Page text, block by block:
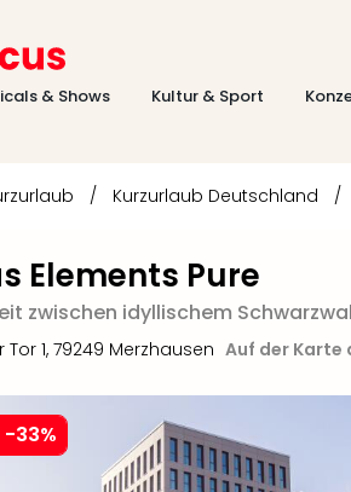
& Shows Kultur & Sport
/ Kurzurlaub Deutschland /
Elements Pure
zwischen idyllischem
1, 79249 Merzhausen Auf der Karte
-33%